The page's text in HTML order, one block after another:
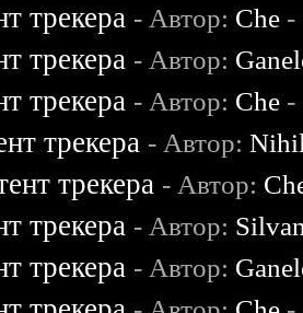
трекера - Автор: Che -
трекера - Автор:
трекера - Автор: Che -
трекера - Автор:
трекера - Автор:
трекера - Автор:
трекера - Автор: